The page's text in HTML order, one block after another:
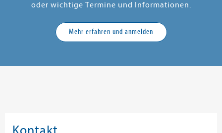
oder wichtige Termine und Informationen.
Mehr erfahren und anmelden